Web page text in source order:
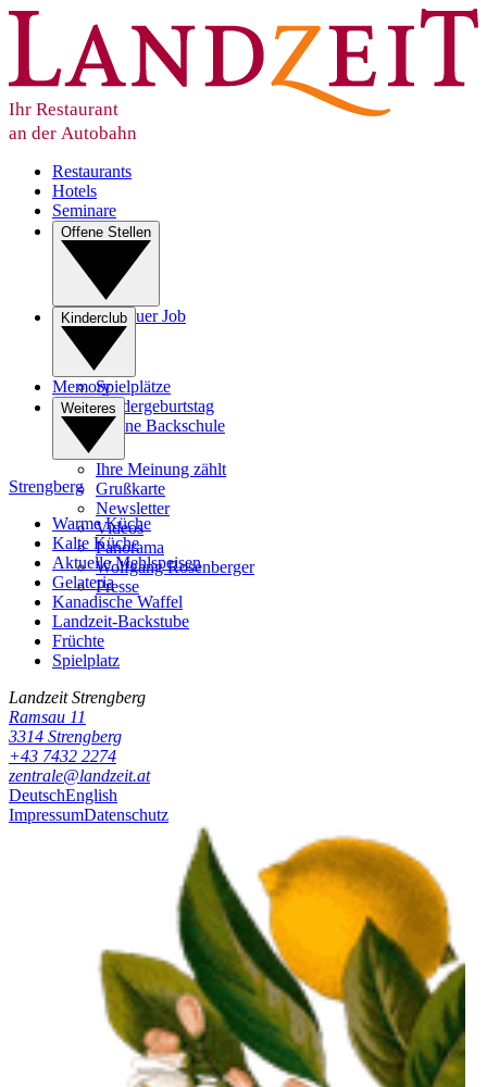
Ihr Restaurant
an der Autobahn
Restaurants
Hotels
Seminare
Offene Stellen
Ihr neuer Job
Lehre
Kinderclub
Spielplätze
Kindergeburtstag
Kleine Backschule
Memory
Weiteres
Ihre Meinung zählt
Grußkarte
Newsletter
Videos
Panorama
Wolfgang Rosenberger
Presse
Strengberg
Warme Küche
Kalte Küche
Aktuelle Mehlspeisen
Gelateria
Kanadische Waffel
Landzeit-Backstube
Früchte
Spielplatz
LandzeitStrengberg
Ramsau 11
3314 Strengberg
+43 7432 2274
zentrale@landzeit.at
DeutschEnglish
ImpressumDatenschutz